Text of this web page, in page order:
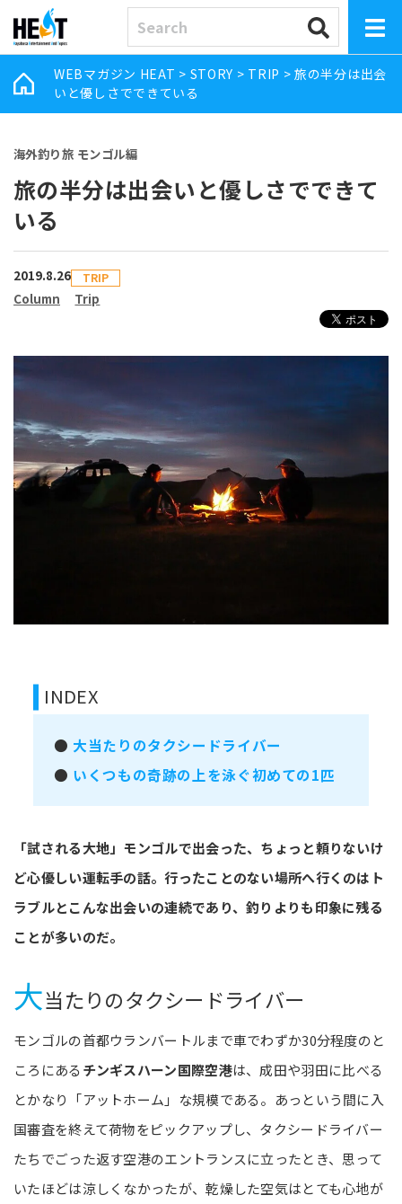
WEBマガジン HEAT > STORY > TRIP >旅の半分は出会
いと優しさでできている
海外釣り旅 モンゴル編
旅の半分は出会いと優しさでできて
いる
2019.8.26 TRIP
Column Trip
INDEX
● 大当たりのタクシードライバー
● いくつもの奇跡の上を泳ぐ初めての1匹
「試される大地」モンゴルで出会った、ちょっと頼りないけ
ど心優しい運転手の話。行ったことのない場所へ行くのはト
ラブルとこんな出会いの連続であり、釣りよりも印象に残る
ことが多いのだ。
大当たりのタクシードライバー
モンゴルの首都ウランバートルまで車でわずか30分程度のと
ころにある チンギスハーン国際空港は、成田や羽田に比べる
とかなり「アットホーム」な規模である。あっという間に入
国審査を終えて荷物をピックアップし、タクシードライバー
たちでごった返す空港のエントランスに立ったとき、思って
いたほどは涼しくなかったが、乾燥した空気はとても心地が